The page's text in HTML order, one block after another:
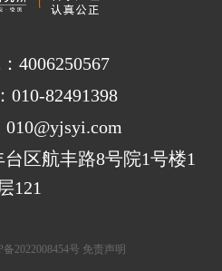
4006250567
010-82491398
区航丰路8号院1号楼1
121
备2022008454号 免责声明